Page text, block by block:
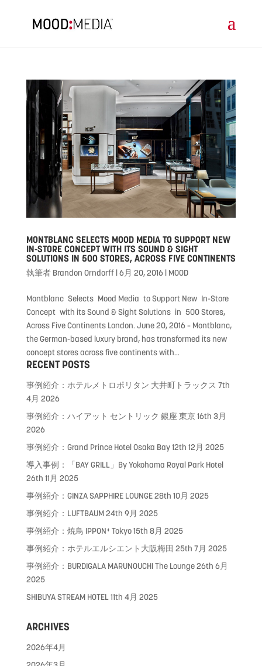
MONTBLANC SELECTS MOOD MEDIA TO SUPPORT NEW
IN-STORE CONCEPT WITH ITS SOUND & SIGHT
SOLUTIONS IN 500 STORES, ACROSS FIVE CONTINENTS
執筆者 Brandon Orndorff|6月 20, 2016| MOOD
Montblanc Selects Mood Media to Support New In-Store
Concept with its Sound & Sight Solutions in 500 Stores,
Across Five Continents London. June 20, 2016 – Montblanc,
the German-based luxury brand, has transformed its new
concept stores across five continents with...
RECENT POSTS
事例紹介：ホテルメトロポリタン 大井町トラックス 7th
4月 2026
事例紹介：ハイアット セントリック 銀座 東京16th 3月
2026
事例紹介：Grand Prince Hotel Osaka Bay12th 12月 2025
導入事例：「BAY GRILL」By Yokohama Royal Park Hotel
26th 11月 2025
事例紹介：GINZA SAPPHIRE LOUNGE28th 10月 2025
事例紹介：LUFTBAUM24th 9月 2025
事例紹介：焼鳥 IPPON⁺ Tokyo15th 8月 2025
事例紹介：ホテルエルシエント大阪梅田 25th 7月 2025
事例紹介：BURDIGALA MARUNOUCHI The Lounge26th 6月
2025
SHIBUYA STREAM HOTEL11th 4月 2025
ARCHIVES
2026年4月